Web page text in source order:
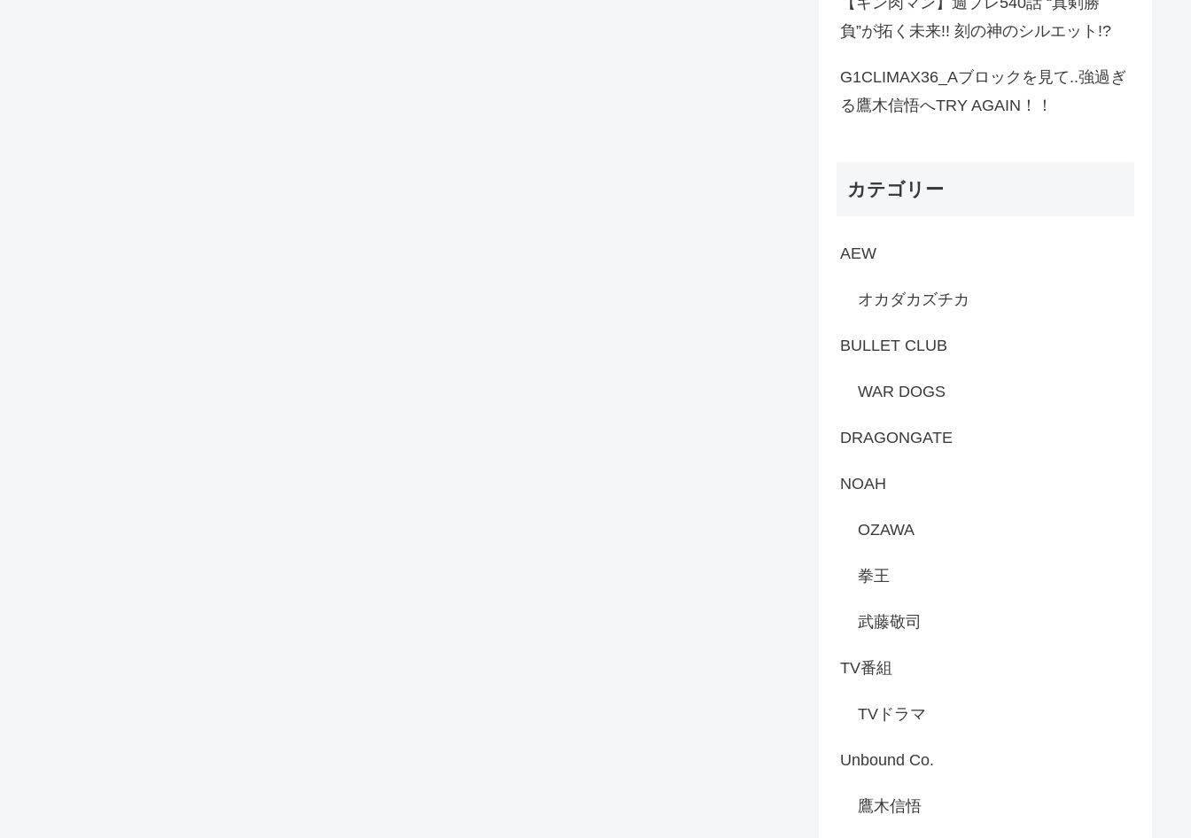
負”が拓く未来!! 刻の神のシルエット!?
G1CLIMAX36_Aブロックを見て..強過ぎ
る鷹木信悟へTRY AGAIN！！
カテゴリー
AEW
オカダカズチカ
BULLET CLUB
WAR DOGS
DRAGONGATE
NOAH
OZAWA
拳王
武藤敬司
TV番組
TVドラマ
Unbound Co.
鷹木信悟